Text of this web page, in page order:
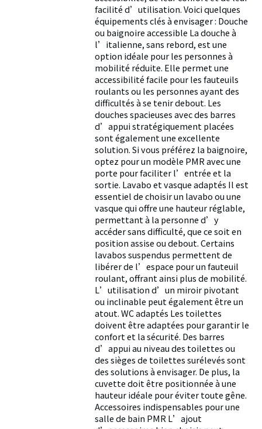
facilité d’utilisation. Voici quelques
équipements clés à envisager : Douche
ou baignoire accessible La douche à
l’italienne, sans rebord, est une
option idéale pour les personnes à
mobilité réduite. Elle permet une
accessibilité facile pour les fauteuils
roulants ou les personnes ayant des
difficultés à se tenir debout. Les
douches spacieuses avec des barres
d’appui stratégiquement placées
sont également une excellente
solution. Si vous préférez la baignoire,
optez pour un modèle PMR avec une
porte pour faciliter l’entrée et la
sortie. Lavabo et vasque adaptés Il est
essentiel de choisir un lavabo ou une
vasque qui offre une hauteur réglable,
permettant à la personne d’y
accéder sans difficulté, que ce soit en
position assise ou debout. Certains
lavabos suspendus permettent de
libérer de l’espace pour un fauteuil
roulant, offrant ainsi plus de mobilité.
L’utilisation d’un miroir pivotant
ou inclinable peut également être un
atout. WC adaptés Les toilettes
doivent être adaptées pour garantir le
confort et la sécurité. Des barres
d’appui au niveau des toilettes ou
des sièges de toilettes surélevés sont
des solutions à envisager. De plus, la
cuvette doit être positionnée à une
hauteur idéale pour éviter toute gêne.
Accessoires indispensables pour une
salle de bain PMR L’ajout